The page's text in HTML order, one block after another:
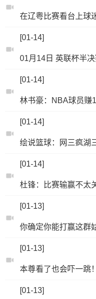
在辽粤比赛看台上球
[01-14]
01月14日 英联杯半
[01-14]
林书豪：NBA球员赚
[01-14]
绘说篮球：网三疯湖
[01-14]
杜锋：比赛输赢不太
[01-13]
你确定你能打赢这群
[01-13]
本尊看了也会吓一跳
[01-13]